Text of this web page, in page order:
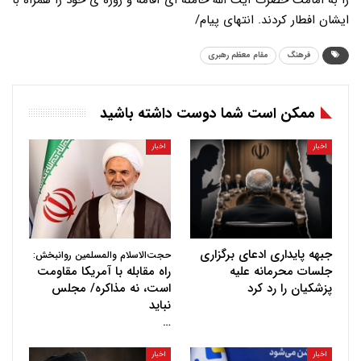
ایشان افطار کردند. انتهای پیام/
فرهنگ مقام معظم رهبری
ممکن است شما دوست داشته باشید
اخبار
جبهه پایداری ادعای برگزاری
جلسات محرمانه علیه
پزشکیان را رد کرد
اخبار
حجت‌الاسلام والمسلمین روانبخش:
راه مقابله با آمریکا مقاومت
است، نه مذاکره/ مجلس
نباید
…
اخبار اخبار